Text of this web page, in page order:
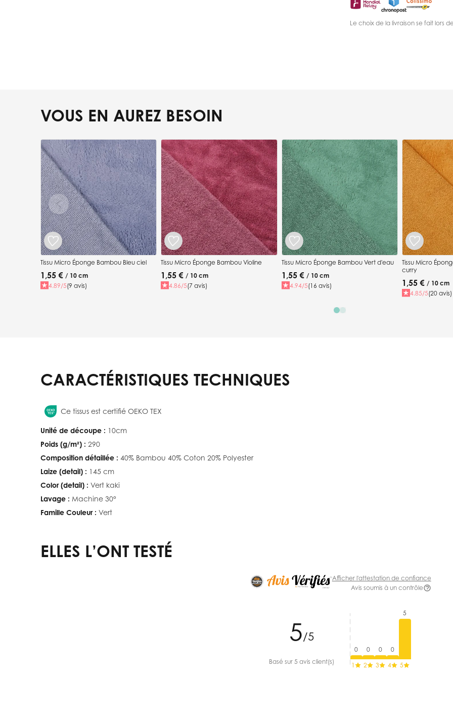
Le choix de la livraison se fait lors
VOUS EN AUREZ BESOIN
Press to skip carousel
Tissu Micro Éponge Bambou Bleu ciel
1,55 € / 10 cm
4.89/5(9 avis)
Tissu Micro Éponge Bambou Violine
1,55 € / 10 cm
4.86/5(7 avis)
Tissu Micro Éponge Bambou Vert d'eau
1,55 € / 10 cm
4.94/5(16 avis)
Tissu Micro
curry
1,55 € / 10 cm
4.85/5(20 avis)
CARACTÉRISTIQUES TECHNIQUES
Ce tissus est certifié OEKO TEX
Unité de découpe : 10cm
Poids (g/m²) : 290
Composition détaillée : 40% Bambou 40% Coton 20% Polyester
Laize (detail) : 145 cm
Color (detail) : Vert kaki
Lavage : Machine 30°
Famille Couleur : Vert
ELLES L’ONT TESTÉ
Afficher l'attestation de confiance
Avis soumis à un contrôle
5/5
Basé sur 5 avis client(s)
0
1
0
2
0
3
0
4
5
5